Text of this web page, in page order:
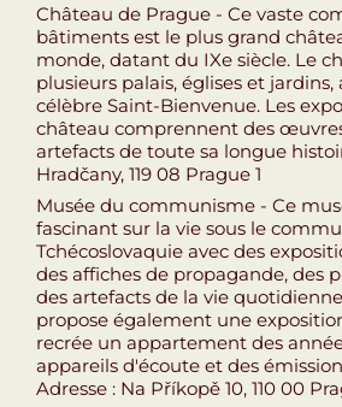
Château de Prague - Ce vaste
bâtiments est le plus grand
monde, datant du IXe siècle. Le
plusieurs palais, églises et jardins,
célèbre Saint-Bienvenue. Les
château comprennent des
artefacts de toute sa longue
Hradčany, 119 08 Prague 1
Musée du communisme - Ce
fascinant sur la vie sous le
Tchécoslovaquie avec des
des affiches de propagande, des
des artefacts de la vie
propose également une
recrée un appartement des
appareils d'écoute et des
Adresse : Na Příkopě 10, 110 00